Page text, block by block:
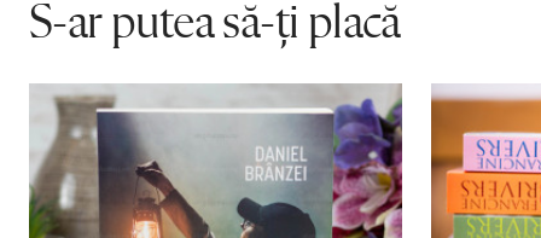
S-ar putea să-ți placă